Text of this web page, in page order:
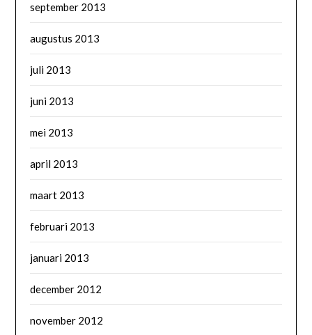
september 2013
augustus 2013
juli 2013
juni 2013
mei 2013
april 2013
maart 2013
februari 2013
januari 2013
december 2012
november 2012